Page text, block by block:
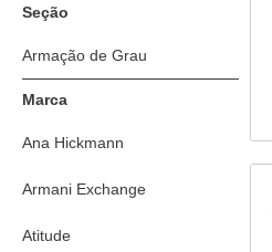
Seção
Armação de Grau
Marca
Ana Hickmann
Armani Exchange
Atitude